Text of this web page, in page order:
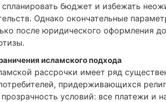
спланировать бюджет и избежать
Однако окончательные
после юридического оформления
исламского подхода
рассрочки имеет ряд
придерживающихся
условий: все платежи и